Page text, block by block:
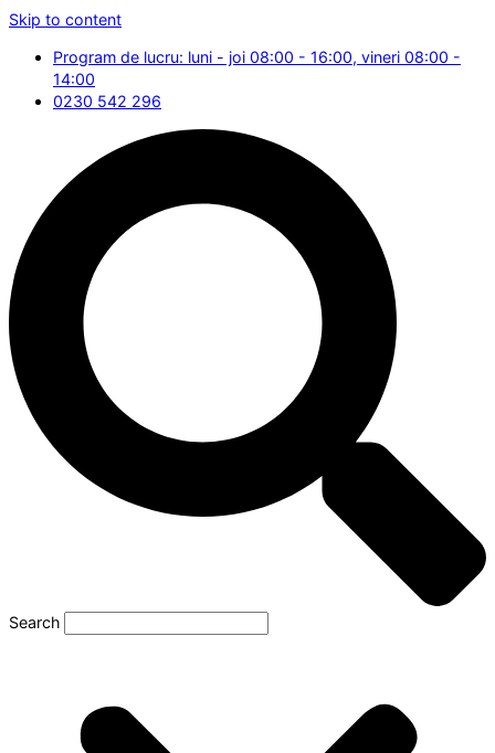
Skip to content
Program de lucru: luni - joi 08:00 - 16:00, vineri 08:00 -
14:00
0230 542 296
Search